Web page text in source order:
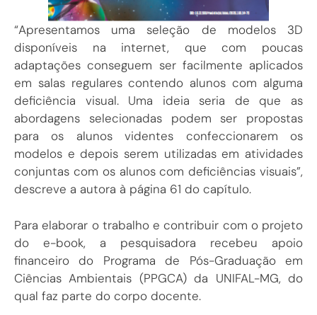
“Apresentamos uma seleção de modelos 3D
disponíveis na internet, que com poucas
adaptações conseguem ser facilmente aplicados
em salas regulares contendo alunos com alguma
deficiência visual. Uma ideia seria de que as
abordagens selecionadas podem ser propostas
para os alunos videntes confeccionarem os
modelos e depois serem utilizadas em atividades
conjuntas com os alunos com deficiências visuais”,
descreve a autora à página 61 do capítulo.
Para elaborar o trabalho e contribuir com o projeto
do e-book, a pesquisadora recebeu apoio
financeiro do Programa de Pós-Graduação em
Ciências Ambientais (PPGCA) da UNIFAL-MG, do
qual faz parte do corpo docente.